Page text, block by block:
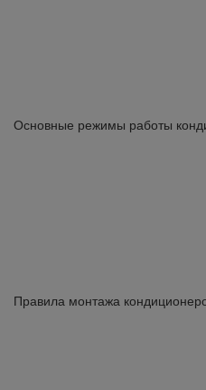
Основные режимы работы
Правила монтажа